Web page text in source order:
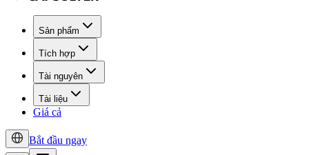
Sản phẩm
Tích hợp
Tài nguyên
Tài liệu
Giá cả
Bắt đầu ngay